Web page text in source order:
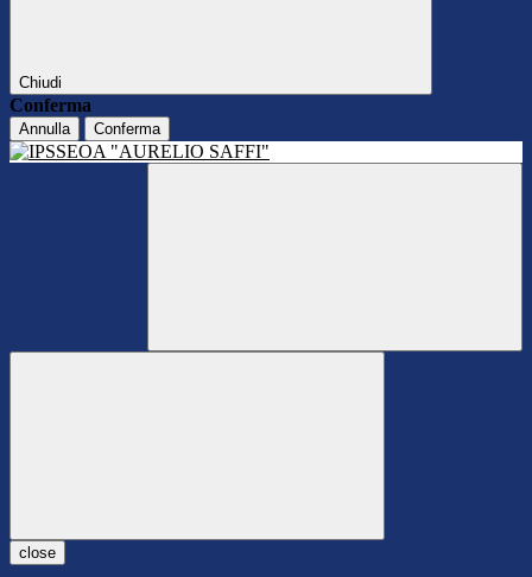
Chiudi
Conferma
Annulla Conferma
close